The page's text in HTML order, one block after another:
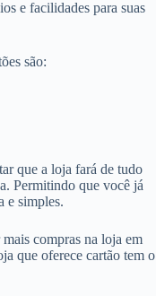
e facilidades para suas
são:
que a loja fará de tudo
Permitindo que você já
e simples.
compras na loja em
que oferece cartão tem o